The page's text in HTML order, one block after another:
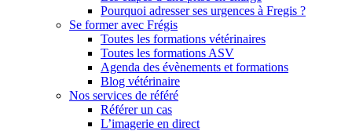
Pourquoi adresser ses urgences à Fregis ?
Se former avec Frégis
Toutes les formations vétérinaires
Toutes les formations ASV
Agenda des évènements et formations
Blog vétérinaire
Nos services de référé
Référer un cas
L’imagerie en direct